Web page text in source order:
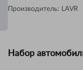
Производитель: LAVR
Набор